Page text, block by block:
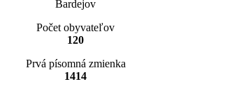
Bardejov
Počet obyvateľov
120
Prvá písomná zmienka
1414